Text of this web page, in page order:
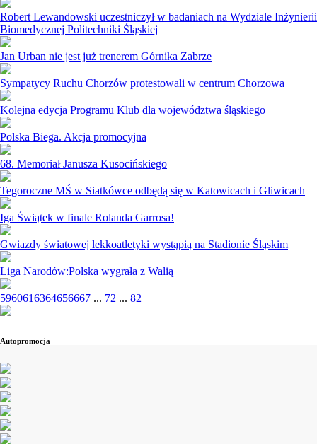
Robert Lewandowski uczestniczył w badaniach na Wydziale Inżynierii
Biomedycznej Politechniki Śląskiej
Jan Urban nie jest już trenerem Górnika Zabrze
Sympatycy Ruchu Chorzów protestowali w centrum Chorzowa
Kolejna edycja Programu Klub dla województwa śląskiego
Polska Biega. Akcja promocyjna
68. Memoriał Janusza Kusocińskiego
Tegoroczne MŚ w Siatkówce odbędą się w Katowicach i Gliwicach
Iga Świątek w finale Rolanda Garrosa!
Gwiazdy światowej lekkoatletyki wystąpią na Stadionie Śląskim
Liga Narodów:Polska wygrała z Walią
5960616364656667 ... 72 ... 82
Autopromocja